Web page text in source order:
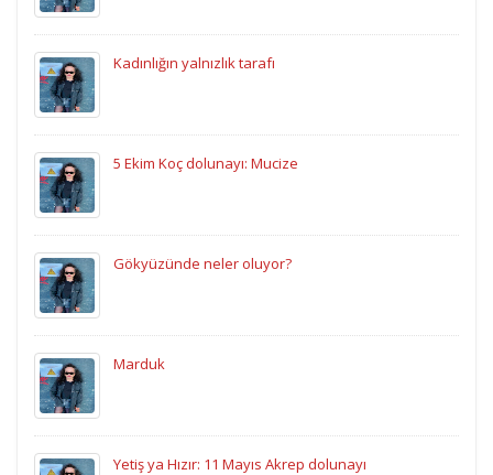
Kadınlığın yalnızlık tarafı
5 Ekim Koç dolunayı: Mucize
Gökyüzünde neler oluyor?
Marduk
Yetiş ya Hızır: 11 Mayıs Akrep dolunayı